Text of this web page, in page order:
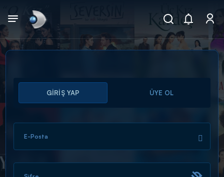
Arama
ARAMA SONUÇLARI
GİRİŞ YAP ÜYE OL
E-Posta